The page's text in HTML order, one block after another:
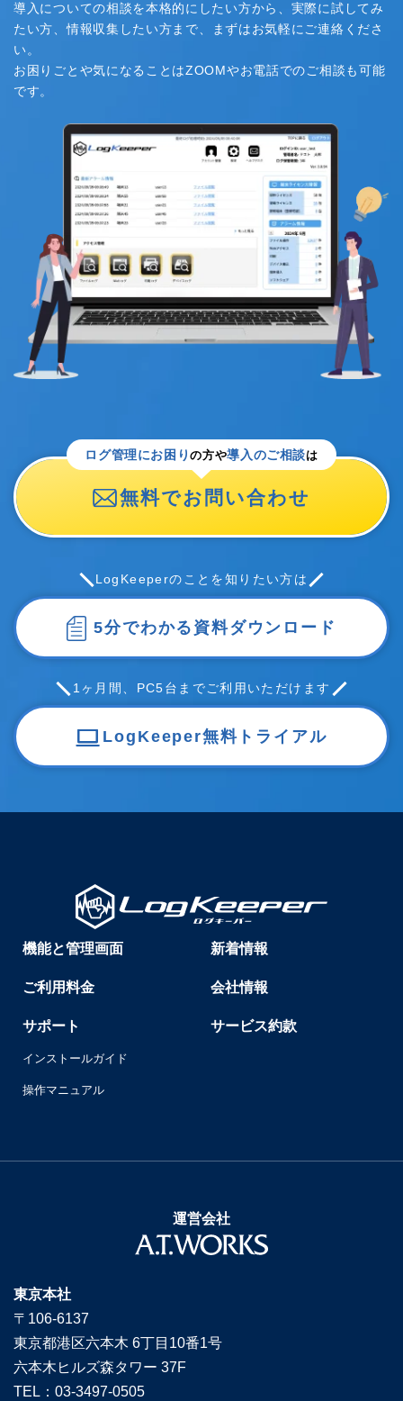
導入についての相談を本格的にしたい方から、実際に試してみ
たい方、情報収集したい方まで、まずはお気軽にご連絡くださ
い。
お困りごとや気になることはZOOMやお電話でのご相談も可能
です。
ログ管理にお困りの方や導入のご相談は
無料でお問い合わせ
LogKeeperのことを知りたい方は
5分でわかる資料ダウンロード
1ヶ月間、PC5台までご利用いただけます
LogKeeper無料トライアル
機能と管理画面 新着情報
ご利用料金 会社情報
サポート
インストールガイド
操作マニュアル
サービス約款
運営会社
東京本社
〒106-6137
東京都港区六本木 6丁目10番1号
六本木ヒルズ森タワー 37F
TEL：03-3497-0505